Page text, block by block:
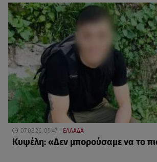
07.08.26, 09:47 ΕΛΛΑΔΑ
Κυψέλη: «Δεν μπορούσαμε να το